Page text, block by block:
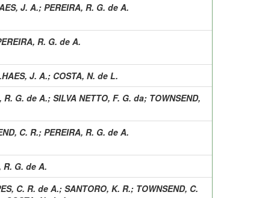
J. A.; PEREIRA, R. G. de A.
R. G. de A.
J. A.; COSTA, N. de L.
R. G. de A.; SILVA NETTO, F. G. da; TOWNSEND,
C. R.; PEREIRA, R. G. de A.
R. G. de A.
C. R. de A.; SANTORO, K. R.; TOWNSEND, C.